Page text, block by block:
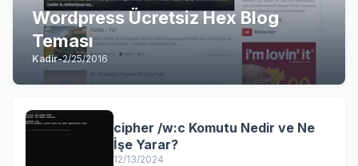
Wordpress Ücretsiz Hex Blog
Teması
Kadir-2/25/2016
cipher /w:c Komutu Nedir ve Ne
İşe Yarar?
12/13/2024